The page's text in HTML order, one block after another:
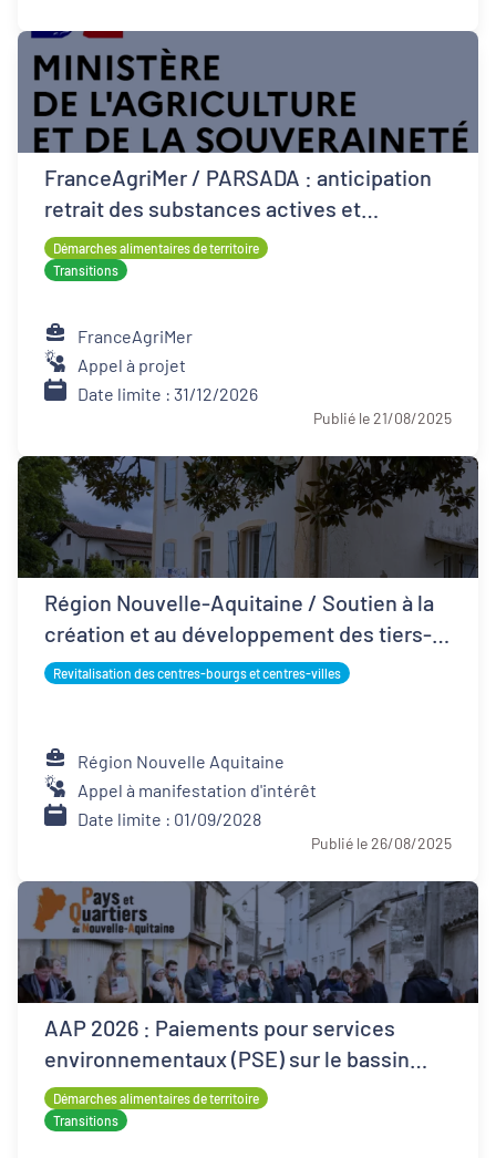
FranceAgriMer / PARSADA : anticipation
retrait des substances actives et
techniques alternatives pour les cultures
Démarches alimentaires de territoire
Transitions
FranceAgriMer
Appel à projet
Date limite : 31/12/2026
Publié le 21/08/2025
Région Nouvelle-Aquitaine / Soutien à la
création et au développement des tiers-
lieux
Revitalisation des centres-bourgs et centres-villes
Région Nouvelle Aquitaine
Appel à manifestation d'intérêt
Date limite : 01/09/2028
Publié le 26/08/2025
AAP 2026 : Paiements pour services
environnementaux (PSE) sur le bassin
Loire-Bretagne
Démarches alimentaires de territoire
Transitions